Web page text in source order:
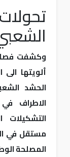
وكشفت
ألويتها
الحشد
الاطراف
مستقل في
المصلحة